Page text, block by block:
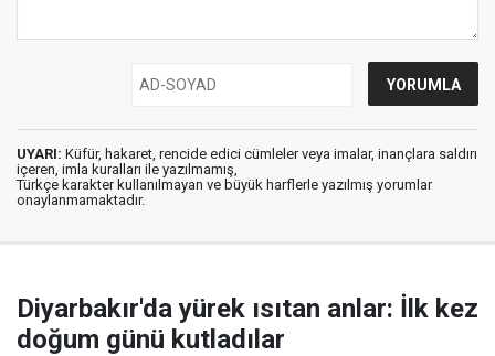
UYARI: Küfür, hakaret, rencide edici cümleler veya imalar, inançlara saldırı
içeren, imla kuralları ile yazılmamış,
Türkçe karakter kullanılmayan ve büyük harflerle yazılmış yorumlar
onaylanmamaktadır.
Diyarbakır'da yürek ısıtan anlar: İlk kez
doğum günü kutladılar